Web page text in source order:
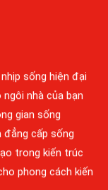
sống hiện đại
nhà của bạn
gian sống
cấp sống
trong kiến trúc
phong cách kiến